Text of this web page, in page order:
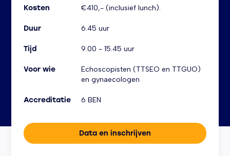
Kosten €410,- (inclusief lunch).
Duur 6.45 uur
Tijd 9.00 - 15.45 uur
Voor wie
Echoscopisten (TTSEO en TTGUO)
en gynaecologen
Accreditatie 6 BEN
Data en inschrijven